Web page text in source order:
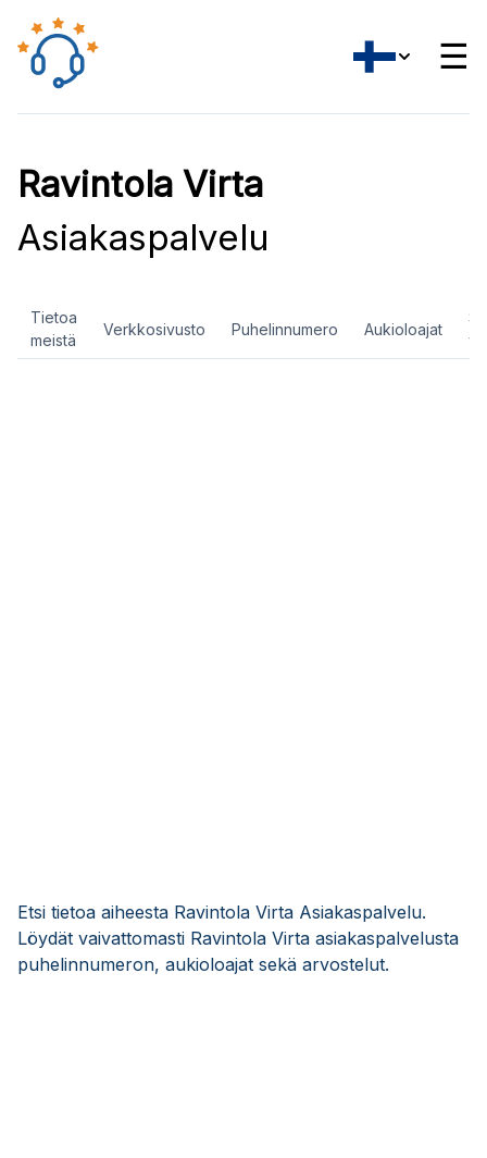
☰
Ravintola Virta
Asiakaspalvelu
Tietoa
meistä
Verkkosivusto Puhelinnumero Aukioloajat
Etsi tietoa aiheesta Ravintola Virta Asiakaspalvelu.
Löydät vaivattomasti Ravintola Virta asiakaspalvelusta
puhelinnumeron, aukioloajat sekä arvostelut.